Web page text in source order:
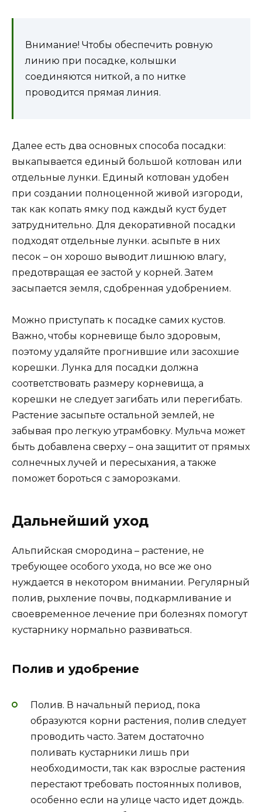
Внимание! Чтобы обеспечить ровную
линию при посадке, колышки
соединяются ниткой, а по нитке
проводится прямая линия.
Далее есть два основных способа посадки:
выкапывается единый большой котлован или
отдельные лунки. Единый котлован удобен
при создании полноценной живой изгороди,
так как копать ямку под каждый куст будет
затруднительно. Для декоративной посадки
подходят отдельные лунки. асыпьте в них
песок – он хорошо выводит лишнюю влагу,
предотвращая ее застой у корней. Затем
засыпается земля, сдобренная удобрением.
Можно приступать к посадке самих кустов.
Важно, чтобы корневище было здоровым,
поэтому удаляйте прогнившие или засохшие
корешки. Лунка для посадки должна
соответствовать размеру корневища, а
корешки не следует загибать или перегибать.
Растение засыпьте остальной землей, не
забывая про легкую утрамбовку. Мульча может
быть добавлена сверху – она защитит от прямых
солнечных лучей и пересыхания, а также
поможет бороться с заморозками.
Дальнейший уход
Альпийская смородина – растение, не
требующее особого ухода, но все же оно
нуждается в некотором внимании. Регулярный
полив, рыхление почвы, подкармливание и
своевременное лечение при болезнях помогут
кустарнику нормально развиваться.
Полив и удобрение
Полив. В начальный период, пока
образуются корни растения, полив следует
проводить часто. Затем достаточно
поливать кустарники лишь при
необходимости, так как взрослые растения
перестают требовать постоянных поливов,
особенно если на улице часто идет дождь.